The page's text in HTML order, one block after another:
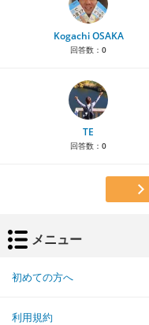
Kogachi OSAKA
回答数： 0
TE
回答数： 0
メニュー
初めての方へ
利用規約